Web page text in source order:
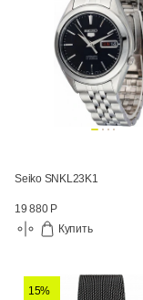
Seiko SNKL23K1
19 880 Р
Купить
15%